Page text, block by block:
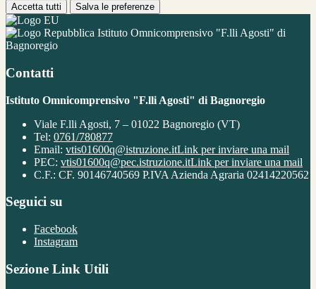
Accetta tutti Salva le preferenze
Istituto Omnicomprensivo "F.lli Agosti" di
Bagnoregio
Contatti
Istituto Omnicomprensivo "F.lli Agosti" di Bagnoregio
Viale F.lli Agosti, 7 – 01022 Bagnoregio (VT)
Tel: 0761/780877
Email: vtis01600q@istruzione.itLink per inviare una mail
PEC: vtis01600q@pec.istruzione.itLink per inviare una mail
C.F.: CF. 90146740569 P.IVA Azienda Agraria 02414220562
Seguici su
Facebook
Instagram
Sezione Link Utili